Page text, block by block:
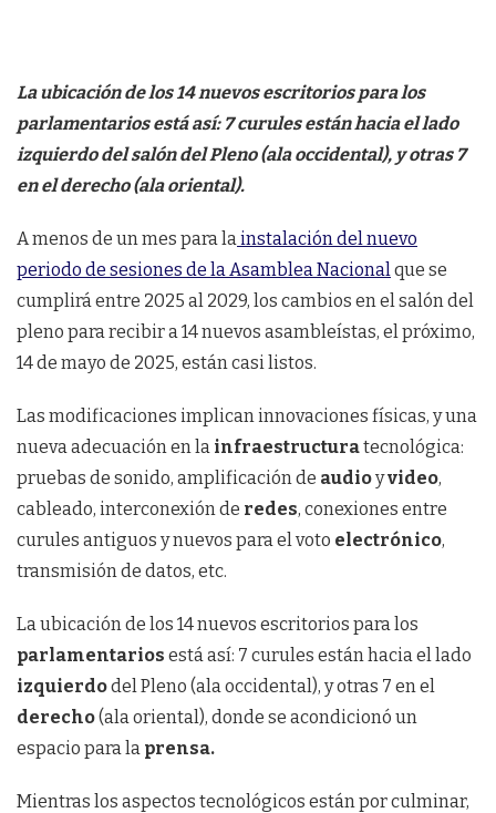
La ubicación de los 14 nuevos escritorios para los
parlamentarios está así: 7 curules están hacia el lado
izquierdo del salón del Pleno (ala occidental), y otras 7
en el derecho (ala oriental).
A menos de un mes para lainstalación del nuevo
periodo de sesiones de la Asamblea Nacionalque se
cumplirá entre 2025 al 2029, los cambios en el salón del
pleno para recibir a 14 nuevos asambleístas, el próximo,
14 de mayo de 2025, están casi listos.
Las modificaciones implican innovaciones físicas, y una
nueva adecuación en la infraestructuratecnológica:
pruebas de sonido, amplificación de audioyvideo,
cableado, interconexión de redes, conexiones entre
curules antiguos y nuevos para el voto electrónico,
transmisión de datos, etc.
La ubicación de los 14 nuevos escritorios para los
parlamentarios está así: 7 curules están hacia el lado
izquierdodel Pleno (ala occidental), y otras 7 en el
derecho(ala oriental), donde se acondicionó un
espacio para la prensa.
Mientras los aspectos tecnológicos están por culminar,